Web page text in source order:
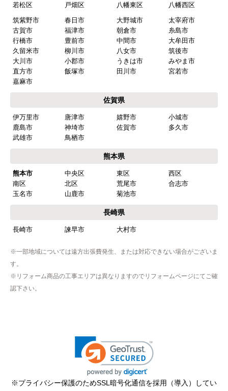
若松区
戸畑区 八幡東区
八幡西区
筑紫野市
春日市 大野城市
太宰府市
古賀市
福津市 朝倉市
糸島市
行橋市
豊前市 中間市
大牟田市
久留米市
柳川市 八女市
筑後市
大川市
小郡市 うきは市
みやま市
直方市
飯塚市 田川市
宮若市
嘉麻市
佐賀県
伊万里市 唐津市 嬉野市
小城市
鹿島市
神埼市 佐賀市
多久市
武雄市
鳥栖市
熊本県
熊本市 中央区 東区
西区
南区
北区 荒尾市
合志市
玉名市
山鹿市 菊池市
長崎県
長崎市 諫早市 大村市
※一部地域については遠方出張費発生、または対応できない場合がございま
す。
※リフォーム商品の工事エリアは異なりますのでリフォームページにてご確
認下さい。
※プライバシー保護のためSSL暗号化通信を採用（導入）してい